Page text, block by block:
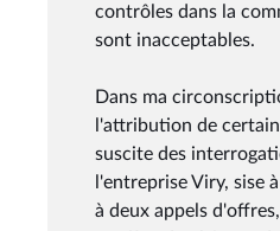
contrôles dans la
sont inacceptables.
Dans ma
l'attribution de
suscite des
l'entreprise Viry, sise
à deux appels